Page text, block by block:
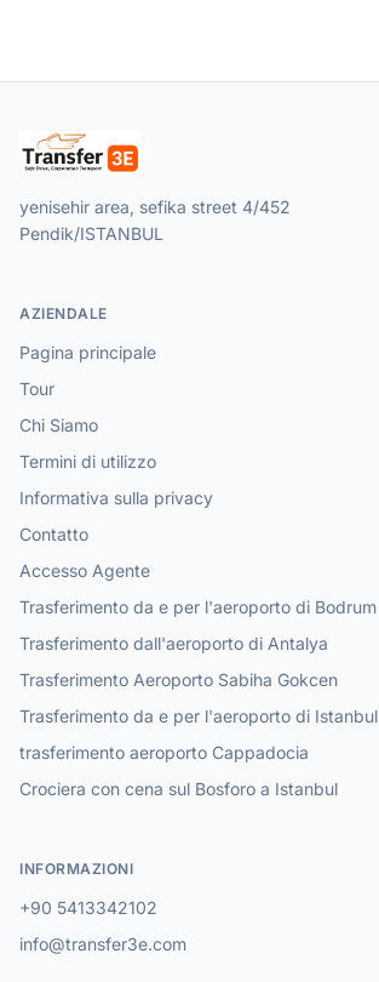
yenisehir area, sefika street 4/452
Pendik/ISTANBUL
AZIENDALE
Pagina principale
Tour
Chi Siamo
Termini di utilizzo
Informativa sulla privacy
Contatto
Accesso Agente
Trasferimento da e per l'aeroporto di Bodrum
Trasferimento dall'aeroporto di Antalya
Trasferimento Aeroporto Sabiha Gokcen
Trasferimento da e per l'aeroporto di Istanbul
trasferimento aeroporto Cappadocia
Crociera con cena sul Bosforo a Istanbul
INFORMAZIONI
+90 5413342102
info@transfer3e.com